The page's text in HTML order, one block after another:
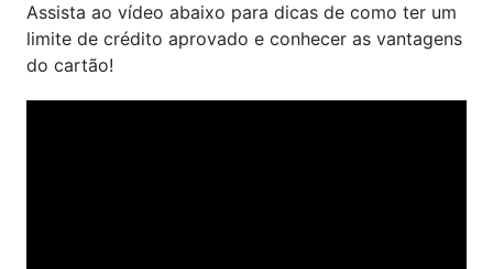
Assista ao vídeo abaixo para dicas de como ter um
limite de crédito aprovado e conhecer as vantagens
do cartão!